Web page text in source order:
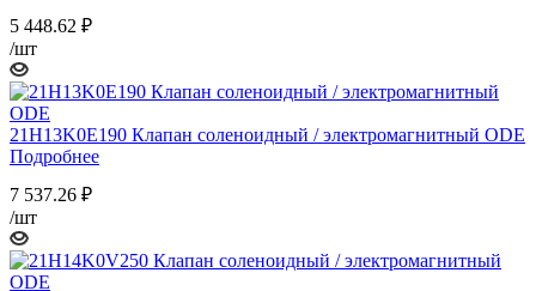
5 448.62 ₽
/шт
21H13K0E190 Клапан соленоидный / электромагнитный ODE
Подробнее
7 537.26 ₽
/шт